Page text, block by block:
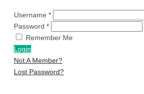
Username *
Password *
Remember Me
Login
Not A Member?
Lost Password?